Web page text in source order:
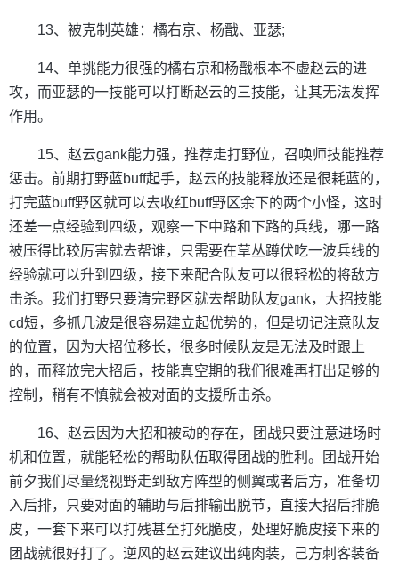
13、被克制英雄：橘右京、杨戬、亚瑟;
14、单挑能力很强的橘右京和杨戬根本不虚赵云的进
攻，而亚瑟的一技能可以打断赵云的三技能，让其无法发挥
作用。
15、赵云gank能力强，推荐走打野位，召唤师技能推荐
惩击。前期打野蓝buff起手，赵云的技能释放还是很耗蓝的，
打完蓝buff野区就可以去收红buff野区余下的两个小怪，这时
还差一点经验到四级，观察一下中路和下路的兵线，哪一路
被压得比较厉害就去帮谁，只需要在草丛蹲伏吃一波兵线的
经验就可以升到四级，接下来配合队友可以很轻松的将敌方
击杀。我们打野只要清完野区就去帮助队友gank，大招技能
cd短，多抓几波是很容易建立起优势的，但是切记注意队友
的位置，因为大招位移长，很多时候队友是无法及时跟上
的，而释放完大招后，技能真空期的我们很难再打出足够的
控制，稍有不慎就会被对面的支援所击杀。
16、赵云因为大招和被动的存在，团战只要注意进场时
机和位置，就能轻松的帮助队伍取得团战的胜利。团战开始
前夕我们尽量绕视野走到敌方阵型的侧翼或者后方，准备切
入后排，只要对面的辅助与后排输出脱节，直接大招后排脆
皮，一套下来可以打残甚至打死脆皮，处理好脆皮接下来的
团战就很好打了。逆风的赵云建议出纯肉装，己方刺客装备